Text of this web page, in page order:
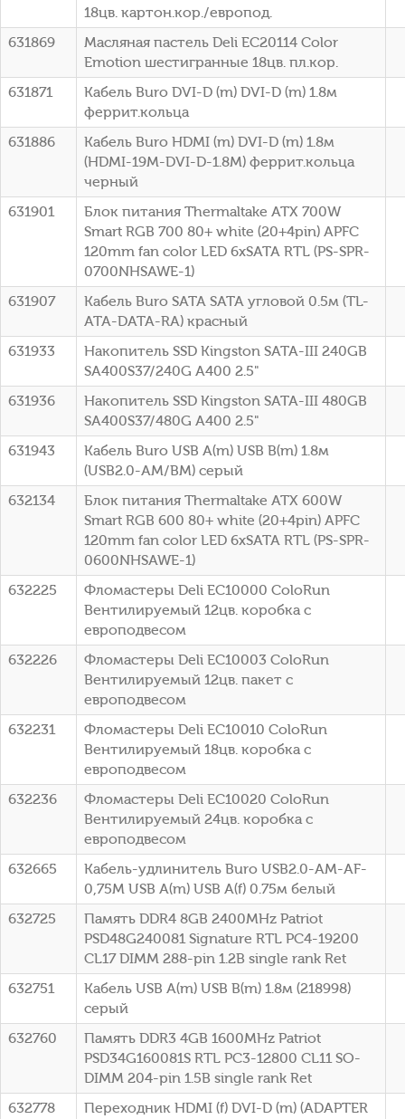
18цв. картон.кор./европод.
631869
Масляная пастель Deli EC20114 Color
Emotion шестигранные 18цв. пл.кор.
631871
Кабель Buro DVI-D (m) DVI-D (m) 1.8м
феррит.кольца
631886
Кабель Buro HDMI (m) DVI-D (m) 1.8м
(HDMI-19M-DVI-D-1.8M) феррит.кольца
черный
631901
Блок питания Thermaltake ATX 700W
Smart RGB 700 80+ white (20+4pin) APFC
120mm fan color LED 6xSATA RTL (PS-SPR-
0700NHSAWE-1)
631907
Кабель Buro SATA SATA угловой 0.5м (TL-
ATA-DATA-RA) красный
631933
Накопитель SSD Kingston SATA-III 240GB
SA400S37/240G A400 2.5"
631936
Накопитель SSD Kingston SATA-III 480GB
SA400S37/480G A400 2.5"
631943
Кабель Buro USB A(m) USB B(m) 1.8м
(USB2.0-AM/BM) серый
632134
Блок питания Thermaltake ATX 600W
Smart RGB 600 80+ white (20+4pin) APFC
120mm fan color LED 6xSATA RTL (PS-SPR-
0600NHSAWE-1)
632225
Фломастеры Deli EC10000 ColoRun
Вентилируемый 12цв. коробка с
европодвесом
632226
Фломастеры Deli EC10003 ColoRun
Вентилируемый 12цв. пакет с
европодвесом
632231
Фломастеры Deli EC10010 ColoRun
Вентилируемый 18цв. коробка с
европодвесом
632236
Фломастеры Deli EC10020 ColoRun
Вентилируемый 24цв. коробка с
европодвесом
632665
Кабель-удлинитель Buro USB2.0-AM-AF-
0,75M USB A(m) USB A(f) 0.75м белый
632725
Память DDR4 8GB 2400MHz Patriot
PSD48G240081 Signature RTL PC4-19200
CL17 DIMM 288-pin 1.2В single rank Ret
632751
Кабель USB A(m) USB B(m) 1.8м (218998)
серый
632760
Память DDR3 4GB 1600MHz Patriot
PSD34G160081S RTL PC3-12800 CL11 SO-
DIMM 204-pin 1.5В single rank Ret
632778
Переходник HDMI (f) DVI-D (m) (ADAPTER